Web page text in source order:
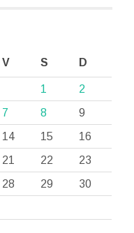
V S D
1
2
7 8
9
14 15
16
21 22
23
28 29
30